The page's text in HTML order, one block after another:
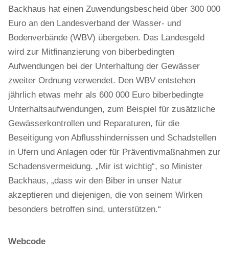
Backhaus hat einen Zuwendungsbescheid über 300 000
Euro an den Landesverband der Wasser- und
Bodenverbände (WBV) übergeben. Das Landesgeld
wird zur Mitfinanzierung von biberbedingten
Aufwendungen bei der Unterhaltung der Gewässer
zweiter Ordnung verwendet. Den WBV entstehen
jährlich etwas mehr als 600 000 Euro biberbedingte
Unterhaltsaufwendungen, zum Beispiel für zusätzliche
Gewässerkontrollen und Reparaturen, für die
Beseitigung von Abflusshindernissen und Schadstellen
in Ufern und Anlagen oder für Präventivmaßnahmen zur
Schadensvermeidung. „Mir ist wichtig“, so Minister
Backhaus, „dass wir den Biber in unser Natur
akzeptieren und diejenigen, die von seinem Wirken
besonders betroffen sind, unterstützen.“
Webcode